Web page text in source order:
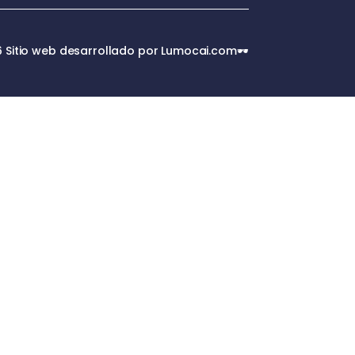
Sitio web desarrollado por Lumocai.com🕶️